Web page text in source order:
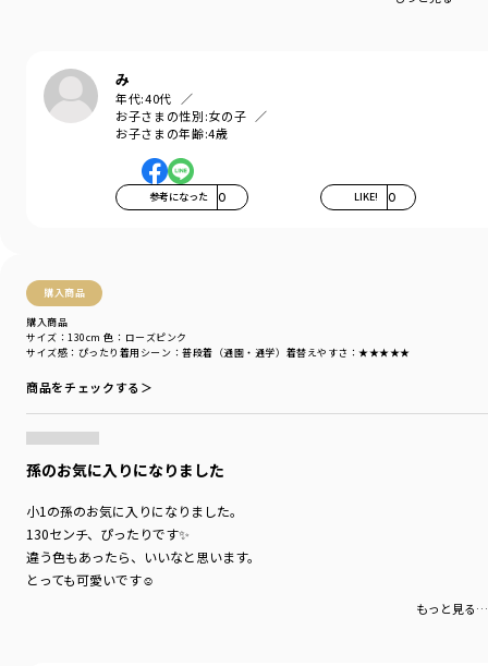
み
年代:40代
お子さまの性別:女の子
お子さまの年齢:4歳
参考になった 0 LIKE! 0
購入商品
購入商品
サイズ感 ：ぴったり 着用シーン ：普段着（通園・通学） 着替えやすさ ：★★★★★
サイズ：130cm 色：ローズピンク
商品をチェックする＞
孫のお気に入りになりました
小1の孫のお気に入りになりました。
130センチ、ぴったりです✨
違う色もあったら、いいなと思います。
とっても可愛いです☺
もっと見る…
-----
伸縮性：あり
透け感：なし
ポケット：あり
＃通園コーデ＃通学コーデ＃小学生コーデ
＃リンク＃リンクコーデ
＃ユニセックス
着用イメージ/カラー：ブラック
サイズ：サイズ130
ブランド
シーズン
／ アウトレット
カテゴリ
／ ボトムス>
カラー
／
ブラック
性別タイプ
／
GIRL
商品番号
／ 16-4241-041